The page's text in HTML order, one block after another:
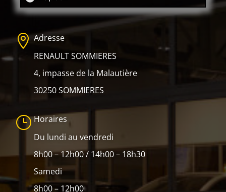
 Adresse
RENAULT SOMMIERES
4, impasse de la Malautière
30250 SOMMIERES
} Horaires
Du lundi au vendredi
8h00 – 12h00 / 14h00 – 18h30
Samedi
8h00 – 12h00